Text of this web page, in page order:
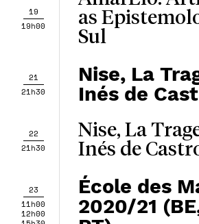
19
19h00
as
Sul
21
21h30
Nise, La
Inés de
22
21h30
Nise, La
Inés de
23
11h00
12h00
École des
2020/21